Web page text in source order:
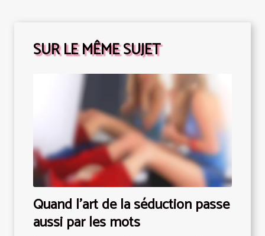
SUR LE MÊME SUJET
Quand l’art de la séduction passe
aussi par les mots